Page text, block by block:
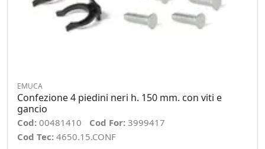
EMUCA
Confezione 4 piedini neri h. 150 mm. con viti e
gancio
Cod: 00481410 Cod For: 3999417
Cod Tec: 4650.15.CONF